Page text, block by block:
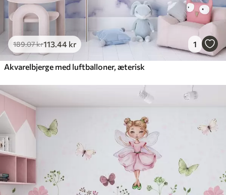
189.07kr113 .44 kr 1
Akvarelbjerge med luftballoner, æterisk